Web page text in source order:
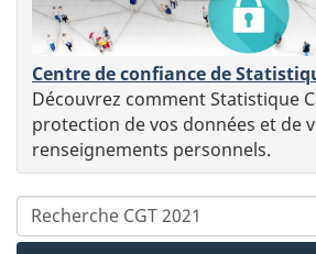
Centre de confiance de
Découvrez comment Statistique
protection de vos données et de
renseignements personnels.